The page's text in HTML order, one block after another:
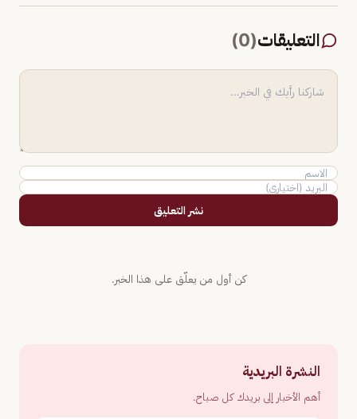
التعليقات(
0
)
نشر التعليق
كن أول من يعلّق على هذا الخبر.
النشرة البريدية
أهم الأخبار إلى بريدك كل صباح.